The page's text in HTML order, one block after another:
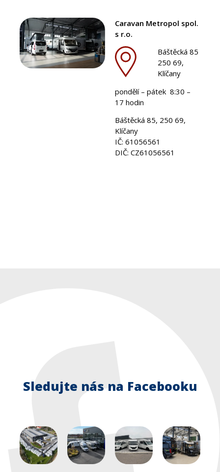
Caravan Metropol spol.
s r.o.
Báštěcká 85
250 69,
Klíčany
pondělí – pátek 8:30 –
17 hodin
Báštěcká 85, 250 69,
Klíčany
IČ: 61056561
DIČ: CZ61056561
Sledujte nás na Facebooku